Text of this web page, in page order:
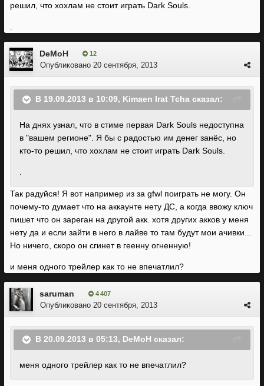
решил, что хохлам не стоит играть Dark Souls.
DeMoH 12
Опубликовано 20 сентября, 2013
В 19.09.2013 в 10:09, Kimaen Irat Tcha сказал:
На днях узнал, что в стиме первая Dark Souls недоступна
в "вашем регионе". Я бы с радостью им денег занёс, но
кто-то решил, что хохлам не стоит играть Dark Souls.
Так радуйся! Я вот например из за gfwl поиграть не могу. Он
почему-то думает что на аккаунте нету ДС, а когда ввожу ключ
пишет что он зареган на другой акк. хотя других акков у меня
нету да и если зайти в него в лайве то там будут мои ачивки...
Но ничего, скоро он сгинет в геенну огненную!
и меня одного трейлер как то не впечатлил?
saruman 4 407
Опубликовано 20 сентября, 2013
В 20.09.2013 в 05:13, DeMoH сказал:
меня одного трейлер как то не впечатлил?